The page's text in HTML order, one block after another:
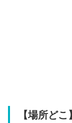
【場所ど